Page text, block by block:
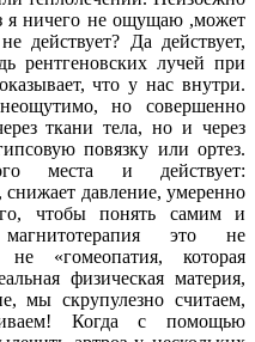
я ничего не ощущаю ,может
действует? Да действует,
рентгеновских лучей при
что у нас внутри.
но совершенно
ткани тела, но и через
повязку или ортез.
места и действует:
снижает давление, умеренно
чтобы понять самим и
это не
не «гомеопатия, которая
физическая материя,
мы скрупулезно считаем,
Когда с помощью